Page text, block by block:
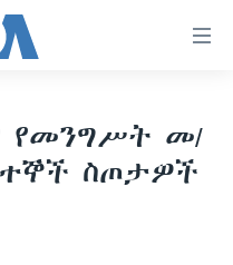
የመንግሥት መ/
ስጦታዎች